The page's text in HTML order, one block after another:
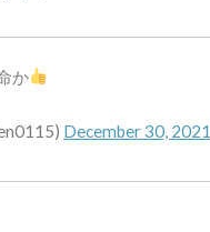
か
December 30, 2021